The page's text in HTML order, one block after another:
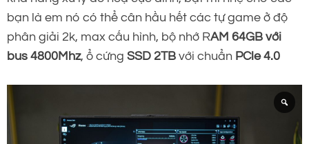
bạn là em nó có thể cân hầu hết các tự game ở độ
phân giải 2k, max cấu hình, bộ nhớ RAM 64GB với
bus 4800Mhz, ổ cứng SSD 2TB với chuẩn PCle 4.0